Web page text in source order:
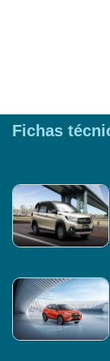
Fichas